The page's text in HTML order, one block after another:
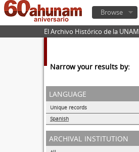
Browse
El Archivo Histórico de la UNAM
Narrow your results by:
language
Unique records
Spanish
archival institution